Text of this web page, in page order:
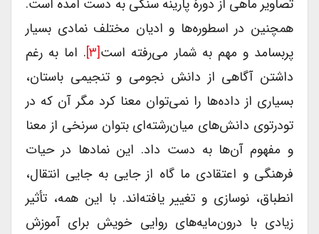
تصاویر ماهی از دورۀ پارینه سنگی به دست آمده است.
همچنین در اسطوره‌ها و ادیان مختلف نمادی بسیار
پربسامد و مهم به شمار می‌رفته است[۳] . اما به رغم
داشتن آگاهی از دانش نجومی و تنجیمی باستان،
بسیاری از داده‌ها را نمی‌توان معنا کرد مگر آن که در
تودرتوی دانش‌های میان‌رشته‌ای بتوان سرنخی از معنا
و مفهوم آن‌ها به دست داد. این نمادها در حیات
فرهنگی و اعتقادی ما گاه از جایی به جایی انتقال،
انطباق، نوسازی و تغییر یافته‌اند. با این همه، تأثیر
زیادی با درون‌مایه‌های روایی خویش برای آموزش